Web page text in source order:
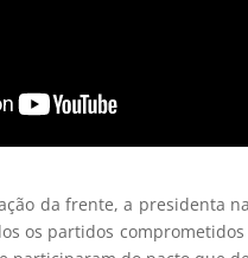
da frente, a presidenta
os partidos